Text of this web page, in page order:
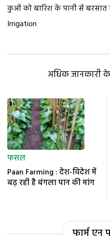
कुओं को बारिश के पानी से बरसात
Irrigation
अधिक जानकारी
फसल
Paan Farming : देश-विदेश में
बढ़ रही है बंगला पान की मांग